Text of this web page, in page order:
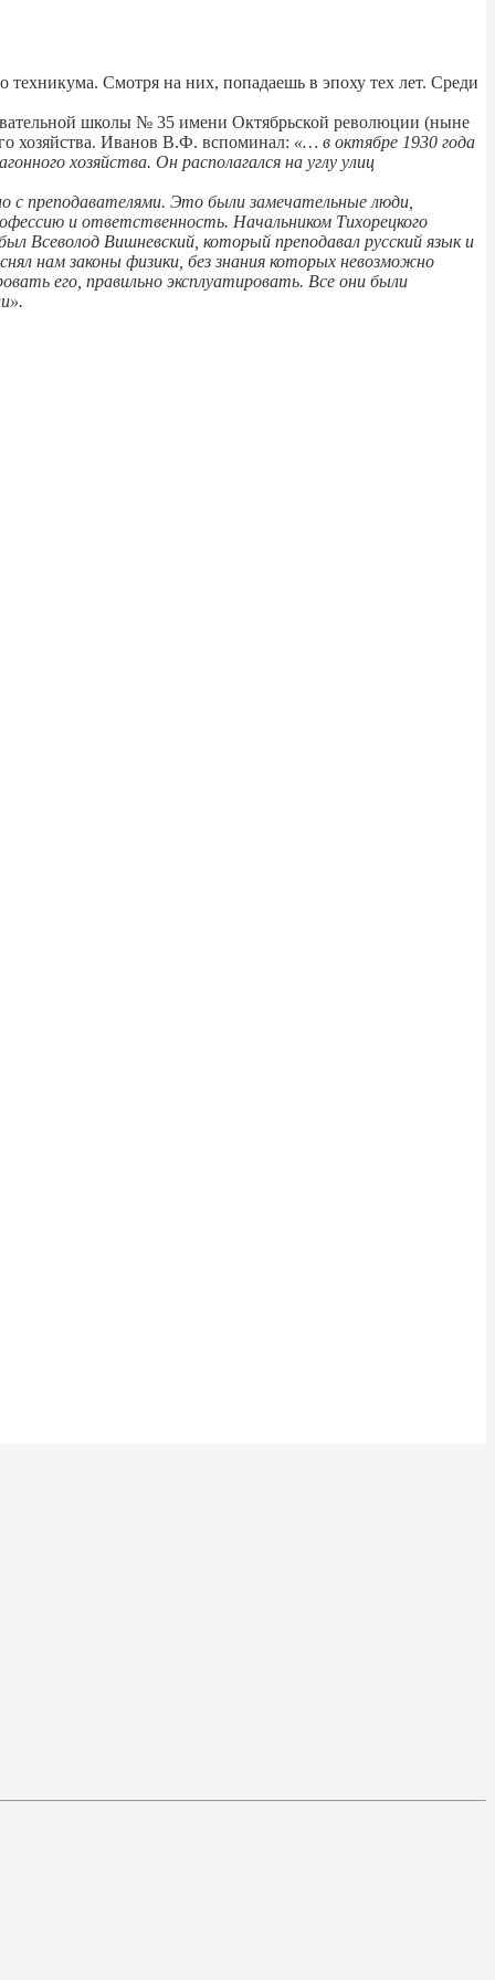
Смотря на них, попадаешь в эпоху тех лет. Среди
школы № 35 имени Октябрьской революции (ныне
хозяйства. Иванов В.Ф. вспоминал: «… в октябре 1930 года
хозяйства. Он располагался на углу улиц
с преподавателями. Это были замечательные люди,
и ответственность. Начальником Тихорецкого
Всеволод Вишневский, который преподавал русский язык и
нам законы физики, без знания которых невозможно
его, правильно эксплуатировать. Все они были